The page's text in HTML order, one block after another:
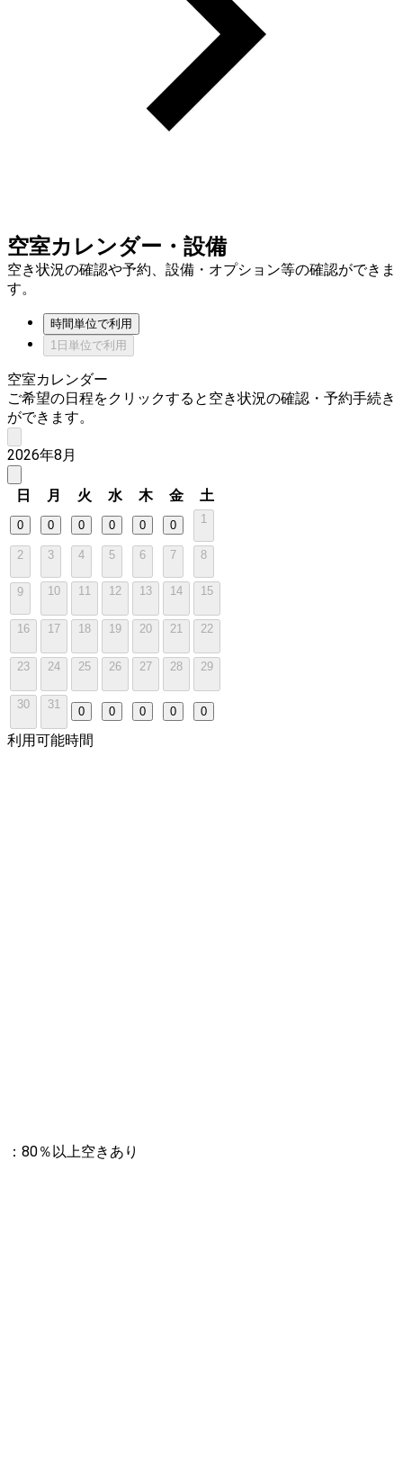
空室カレンダー・設備
空き状況の確認や予約、設備・オプション等の確認ができま
す。
時間単位で利用
1日単位で利用
空室カレンダー
ご希望の日程をクリックすると空き状況の確認・予約手続き
ができます。
2026年8月
日 月 火 水 木 金 土
0 0 0 0 0 0 1
2 3 4 5 6 7 8
9 10 11 12 13 14 15
16 17 18 19 20 21 22
23 24 25 26 27 28 29
30 31
0 0 0 0 0
利用可能時間
：80％以上空きあり